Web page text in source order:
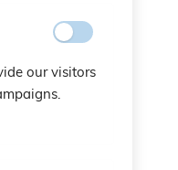
our visitors